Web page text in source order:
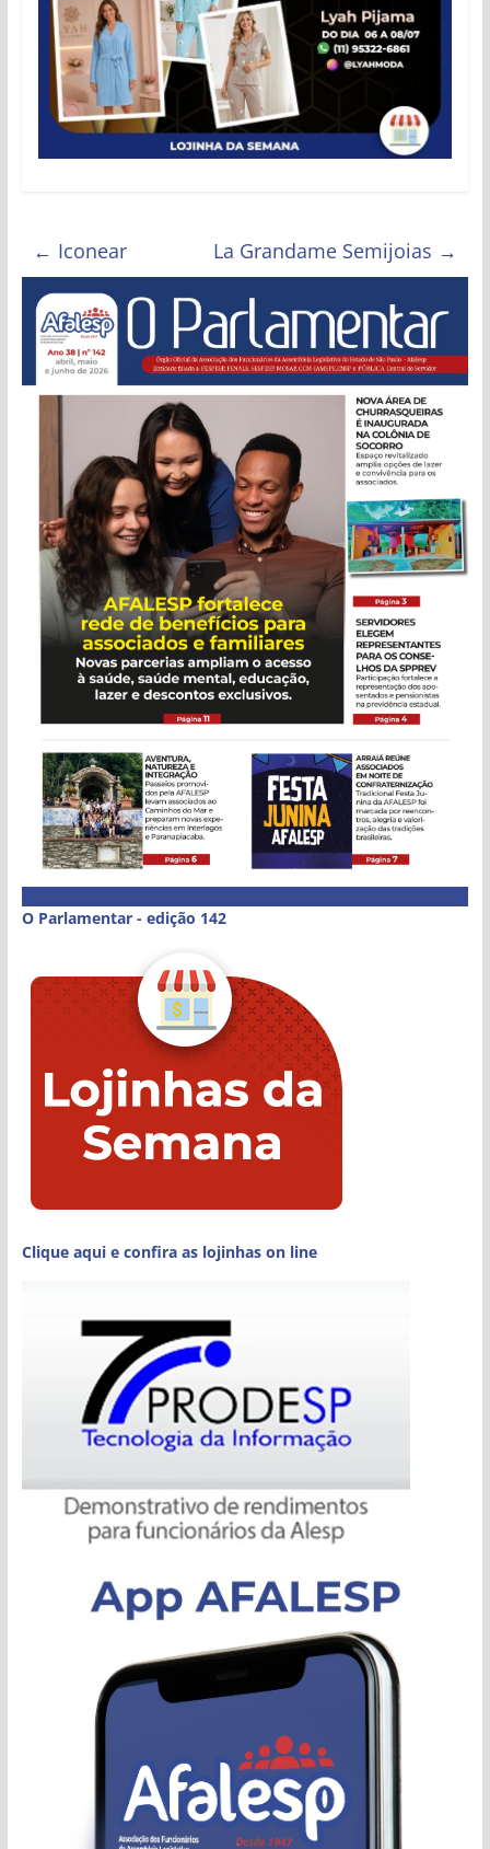
Estado
São
Paulo
← Iconear La Grandame Semijoias →
O Parlamentar - edição 142
Clique aqui e confira as lojinhas on line